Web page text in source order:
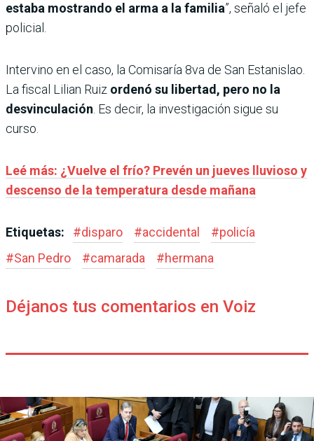
estaba mostrando el arma a la familia”, señaló el jefe
policial.
Intervino en el caso, la Comisaría 8va de San Estanislao.
La fiscal Lilian Ruiz ordenó su libertad, pero no la
desvinculación . Es decir, la investigación sigue su
curso.
Leé más: ¿Vuelve el frío? Prevén un jueves lluvioso y
descenso de la temperatura desde mañana
Etiquetas: #disparo #accidental #policía
#San Pedro #camarada #hermana
Déjanos tus comentarios en Voiz